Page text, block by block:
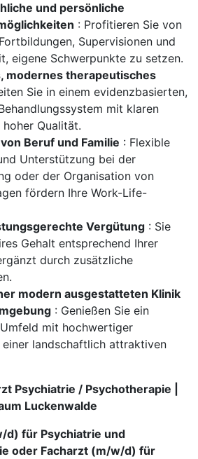
und persönliche
: Profitieren Sie von
Supervisionen und
eigene Schwerpunkte zu setzen.
modernes therapeutisches
Sie in einem evidenzbasierten,
mit klaren
Qualität.
Beruf und Familie : Flexible
Unterstützung bei der
oder der Organisation von
fördern Ihre Work-Life-
Vergütung : Sie
Gehalt entsprechend Ihrer
durch zusätzliche
modern ausgestatteten Klinik
: Genießen Sie ein
mit hochwertiger
landschaftlich attraktiven
Psychiatrie / Psychotherapie |
Luckenwalde
d) für Psychiatrie und
oder Facharzt (m/w/d) für